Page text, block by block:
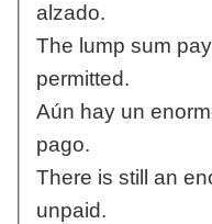
alzado.
The lump sum
permitted.
Aún hay un
pago.
There is still an
unpaid.